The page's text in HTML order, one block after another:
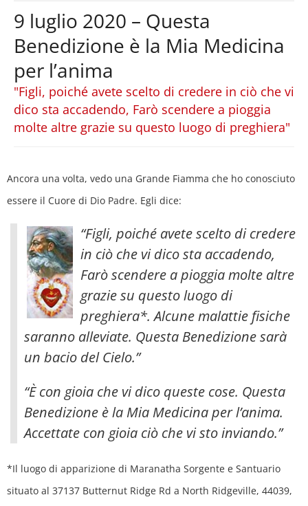
9 luglio 2020 – Questa
Benedizione è la Mia Medicina
per l’anima
"Figli, poiché avete scelto di credere in ciò che vi
dico sta accadendo, Farò scendere a pioggia
molte altre grazie su questo luogo di preghiera"
Ancora una volta, vedo una Grande Fiamma che ho conosciuto
essere il Cuore di Dio Padre. Egli dice:
“Figli, poiché avete scelto di credere
in ciò che vi dico sta accadendo,
Farò scendere a pioggia molte altre
grazie su questo luogo di
preghiera*. Alcune malattie fisiche
saranno alleviate. Questa Benedizione sarà
un bacio del Cielo.”
“È con gioia che vi dico queste cose. Questa
Benedizione è la Mia Medicina per l’anima.
Accettate con gioia ciò che vi sto inviando.”
*Il luogo di apparizione di Maranatha Sorgente e Santuario
situato al 37137 Butternut Ridge Rd a North Ridgeville, 44039,